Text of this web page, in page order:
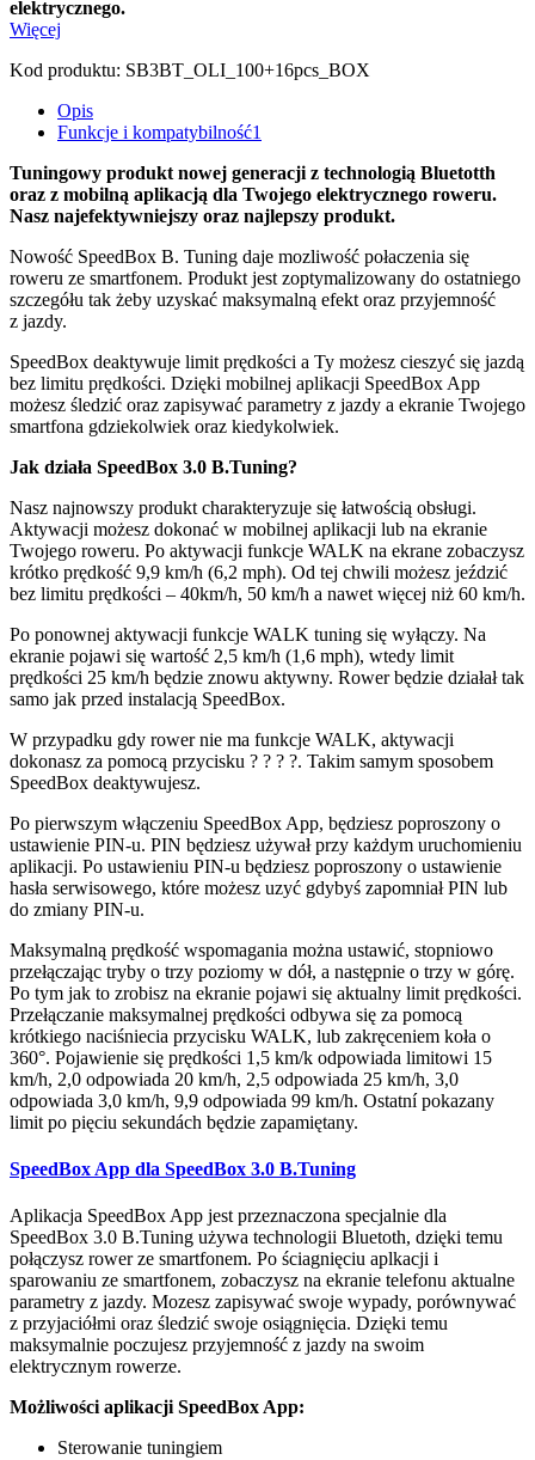
elektrycznego.
Więcej
Kod produktu: SB3BT_OLI_100+16pcs_BOX
Opis
Funkcje i kompatybilność1
Tuningowy produkt nowej generacji z technologią Bluetotth
oraz z mobilną aplikacją dla Twojego elektrycznego roweru.
Nasz najefektywniejszy oraz najlepszy produkt.
Nowość SpeedBox B. Tuning daje mozliwość połaczenia się
roweru ze smartfonem. Produkt jest zoptymalizowany do ostatniego
szczegółu tak żeby uzyskać maksymalną efekt oraz przyjemność
z jazdy.
SpeedBox deaktywuje limit prędkości a Ty możesz cieszyć się jazdą
bez limitu prędkości. Dzięki mobilnej aplikacji SpeedBox App
możesz śledzić oraz zapisywać parametry z jazdy a ekranie Twojego
smartfona gdziekolwiek oraz kiedykolwiek.
Jak działa SpeedBox 3.0 B.Tuning?
Nasz najnowszy produkt charakteryzuje się łatwością obsługi.
Aktywacji możesz dokonać w mobilnej aplikacji lub na ekranie
Twojego roweru. Po aktywacji funkcje WALK na ekrane zobaczysz
krótko prędkość 9,9 km/h (6,2 mph). Od tej chwili możesz jeździć
bez limitu prędkości – 40km/h, 50 km/h a nawet więcej niż 60 km/h.
Po ponownej aktywacji funkcje WALK tuning się wyłączy. Na
ekranie pojawi się wartość 2,5 km/h (1,6 mph), wtedy limit
prędkości 25 km/h będzie znowu aktywny. Rower będzie działał tak
samo jak przed instalacją SpeedBox.
W przypadku gdy rower nie ma funkcje WALK, aktywacji
dokonasz za pomocą przycisku ? ? ? ?. Takim samym sposobem
SpeedBox deaktywujesz.
Po pierwszym włączeniu SpeedBox App, będziesz poproszony o
ustawienie PIN-u. PIN będziesz używał przy każdym uruchomieniu
aplikacji. Po ustawieniu PIN-u będziesz poproszony o ustawienie
hasła serwisowego, które możesz uzyć gdybyś zapomniał PIN lub
do zmiany PIN-u.
Maksymalną prędkość wspomagania można ustawić, stopniowo
przełączając tryby o trzy poziomy w dół, a następnie o trzy w górę.
Po tym jak to zrobisz na ekranie pojawi się aktualny limit prędkości.
Przełączanie maksymalnej prędkości odbywa się za pomocą
krótkiego naciśniecia przycisku WALK, lub zakręceniem koła o
360°. Pojawienie się prędkości 1,5 km/k odpowiada limitowi 15
km/h, 2,0 odpowiada 20 km/h, 2,5 odpowiada 25 km/h, 3,0
odpowiada 3,0 km/h, 9,9 odpowiada 99 km/h. Ostatní pokazany
limit po pięciu sekundách będzie zapamiętany.
SpeedBox App dla SpeedBox 3.0 B.Tuning
Aplikacja SpeedBox App jest przeznaczona specjalnie dla
SpeedBox 3.0 B.Tuning używa technologii Bluetoth, dzięki temu
połączysz rower ze smartfonem. Po ściagnięciu aplkacji i
sparowaniu ze smartfonem, zobaczysz na ekranie telefonu aktualne
parametry z jazdy. Mozesz zapisywać swoje wypady, porównywać
z przyjaciółmi oraz śledzić swoje osiągnięcia. Dzięki temu
maksymalnie poczujesz przyjemność z jazdy na swoim
elektrycznym rowerze.
Możliwości aplikacji SpeedBox App:
Sterowanie tuningiem